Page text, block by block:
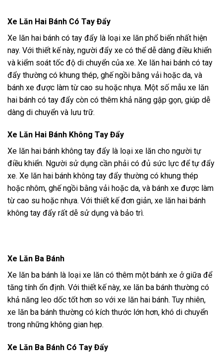
Xe Lăn Hai Bánh Có Tay Đẩy
Xe lăn hai bánh có tay đẩy là loại xe lăn phổ biến nhất hiện
nay. Với thiết kế này, người đẩy xe có thể dễ dàng điều khiển
và kiểm soát tốc độ di chuyển của xe. Xe lăn hai bánh có tay
đẩy thường có khung thép, ghế ngồi bằng vải hoặc da, và
bánh xe được làm từ cao su hoặc nhựa. Một số mẫu xe lăn
hai bánh có tay đẩy còn có thêm khả năng gập gọn, giúp dễ
dàng di chuyển và lưu trữ.
Xe Lăn Hai Bánh Không Tay Đẩy
Xe lăn hai bánh không tay đẩy là loại xe lăn cho người tự
điều khiển. Người sử dụng cần phải có đủ sức lực để tự đẩy
xe. Xe lăn hai bánh không tay đẩy thường có khung thép
hoặc nhôm, ghế ngồi bằng vải hoặc da, và bánh xe được làm
từ cao su hoặc nhựa. Với thiết kế đơn giản, xe lăn hai bánh
không tay đẩy rất dễ sử dụng và bảo trì.
Xe Lăn Ba Bánh
Xe lăn ba bánh là loại xe lăn có thêm một bánh xe ở giữa để
tăng tính ổn định. Với thiết kế này, xe lăn ba bánh thường có
khả năng leo dốc tốt hơn so với xe lăn hai bánh. Tuy nhiên,
xe lăn ba bánh thường có kích thước lớn hơn, khó di chuyển
trong những không gian hẹp.
Xe Lăn Ba Bánh Có Tay Đẩy